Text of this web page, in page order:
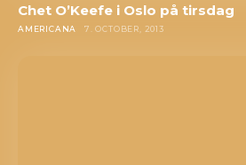
Chet O’Keefe i Oslo på tirsdag
AMERICANA 7. OCTOBER, 2013